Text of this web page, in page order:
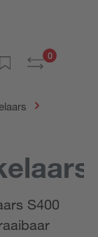
0
S400